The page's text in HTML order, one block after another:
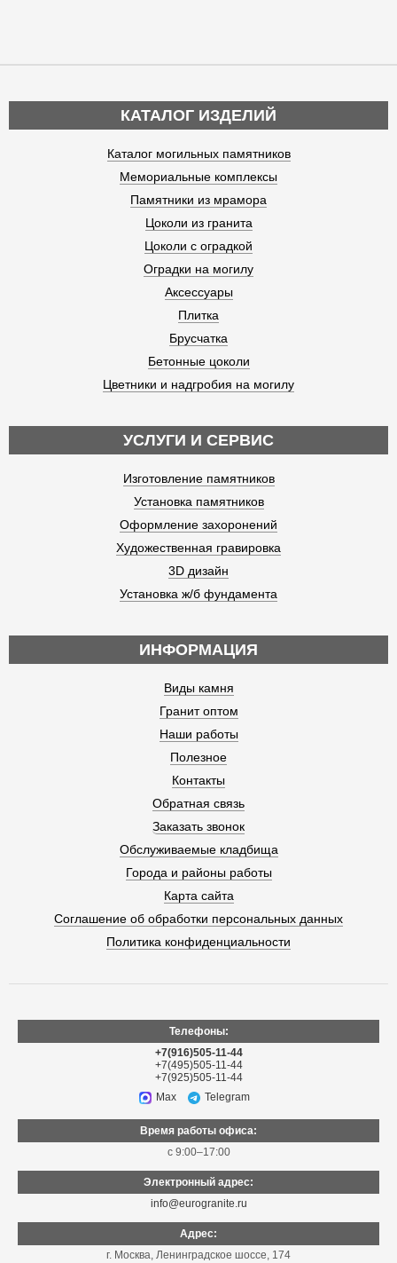
КАТАЛОГ ИЗДЕЛИЙ
Каталог могильных памятников
Мемориальные комплексы
Памятники из мрамора
Цоколи из гранита
Цоколи с оградкой
Оградки на могилу
Аксессуары
Плитка
Брусчатка
Бетонные цоколи
Цветники и надгробия на могилу
УСЛУГИ И СЕРВИС
Изготовление памятников
Установка памятников
Оформление захоронений
Художественная гравировка
3D дизайн
Установка ж/б фундамента
ИНФОРМАЦИЯ
Виды камня
Гранит оптом
Наши работы
Полезное
Контакты
Обратная связь
Заказать звонок
Обслуживаемые кладбища
Города и районы работы
Карта сайта
Соглашение об обработки персональных данных
Политика конфиденциальности
Телефоны:
+7(916)505-11-44
+7(495)505-11-44
+7(925)505-11-44
Max
Telegram
Время работы офиса:
с 9:00–17:00
Электронный адрес:
info@eurogranite.ru
Адрес:
г. Москва Ленинградское шоссе, 174